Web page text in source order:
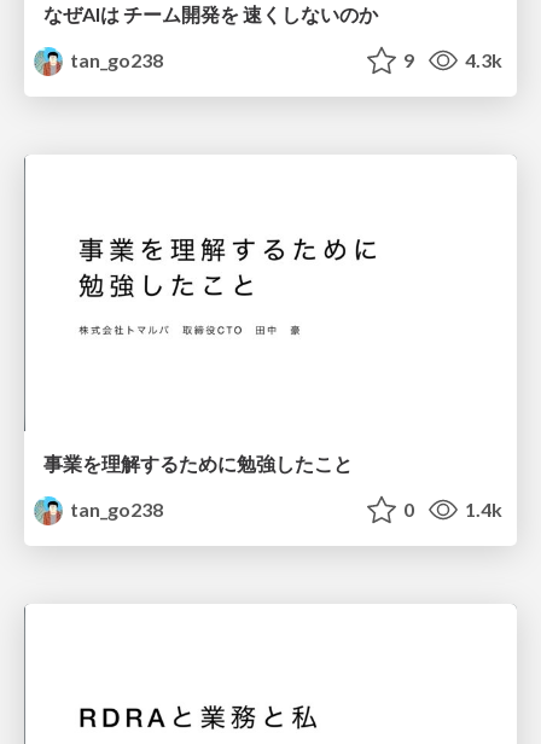
なぜAIは チーム開発を 速くしないのか
tan_go238
9 4.3k
事業を理解するために勉強したこと
tan_go238
0 1.4k